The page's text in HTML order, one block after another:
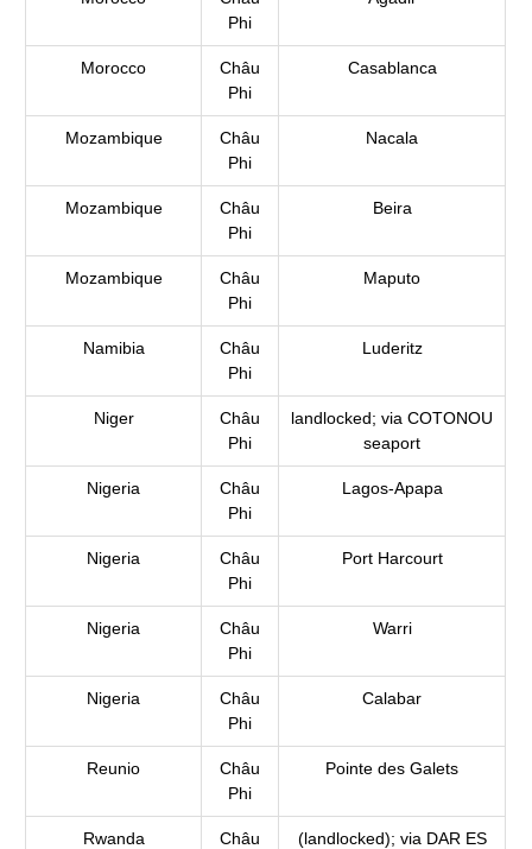
Phi
Morocco
Châu
Phi
Casablanca
Mozambique
Châu
Phi
Nacala
Mozambique
Châu
Phi
Beira
Mozambique
Châu
Phi
Maputo
Namibia
Châu
Phi
Luderitz
Niger
Châu
Phi
landlocked; via COTONOU
seaport
Nigeria
Châu
Phi
Lagos-Apapa
Nigeria
Châu
Phi
Port Harcourt
Nigeria
Châu
Phi
Warri
Nigeria
Châu
Phi
Calabar
Reunio
Châu
Phi
Pointe des Galets
Rwanda
Châu
(landlocked); via DAR ES